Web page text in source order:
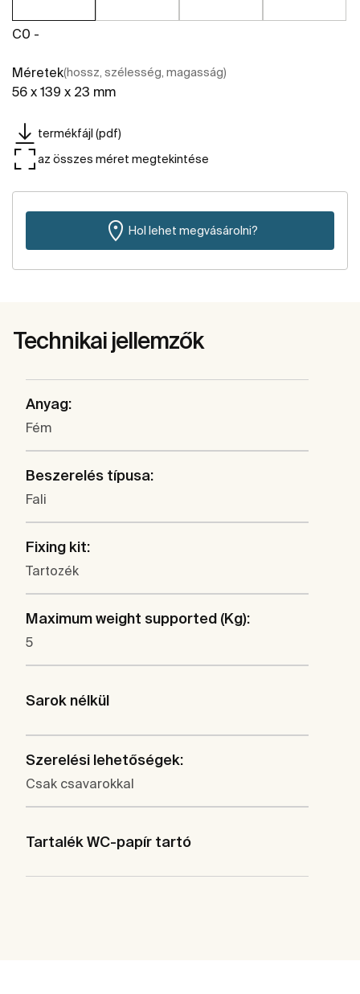
C0 -
Méretek(hossz, szélesség, magasság)
56 x 139 x 23 mm
termékfájl (pdf)
az összes méret megtekintése
Hol lehet megvásárolni?
Technikai jellemzők
Anyag:
Fém
Beszerelés típusa:
Fali
Fixing kit:
Tartozék
Maximum weight supported (Kg):
5
Sarok nélkül
Szerelési lehetőségek:
Csak csavarokkal
Tartalék WC-papír tartó